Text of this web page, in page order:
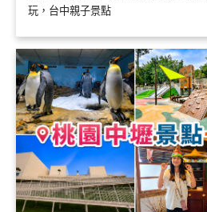
玩，台中親子景點